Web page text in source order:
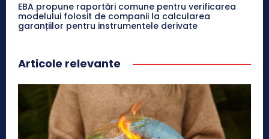
EBA propune raportări comune pentru verificarea
modelului folosit de companii la calcularea
garanțiilor pentru instrumentele derivate
Articole relevante